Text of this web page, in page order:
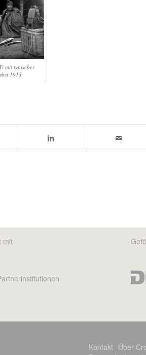
mit typischer
1913
mit
Kontakt Über